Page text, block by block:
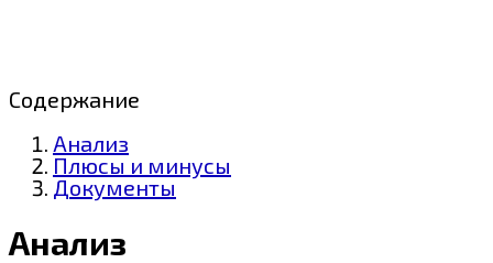
Содержание
Анализ
Плюсы и минусы
Документы
Анализ